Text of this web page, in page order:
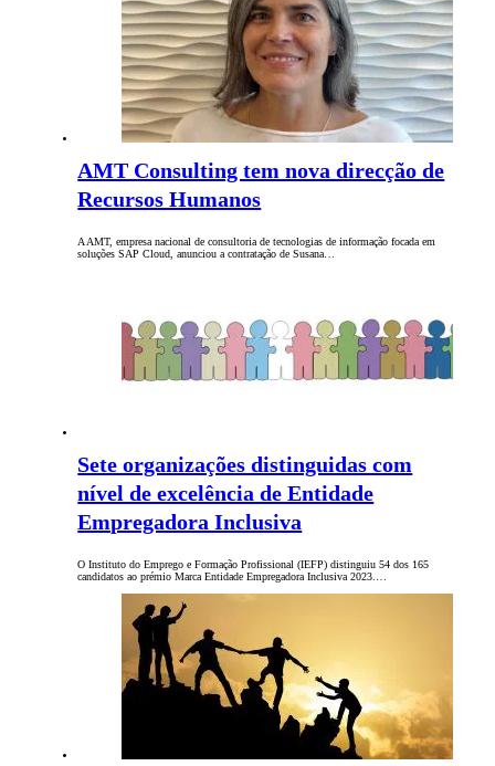
AMT Consulting tem nova direcção de
Recursos Humanos
A AMT, empresa nacional de consultoria de tecnologias de informação focada em
soluções SAP Cloud, anunciou a contratação de Susana…
Sete organizações distinguidas com
nível de excelência de Entidade
Empregadora Inclusiva
O Instituto do Emprego e Formação Profissional (IEFP) distinguiu 54 dos 165
candidatos ao prémio Marca Entidade Empregadora Inclusiva 2023.…